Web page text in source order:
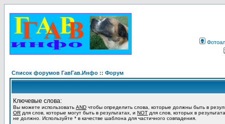
Список форумов ГавГав.Инфо :: Форум
Ключевые слова:
Вы можете использовать AND чтобы определить слова, которые должны быть в
OR для слов, которые могут быть в результатах, и NOT для слов, которых в
не должно. Используйте * в качестве шаблона для частичного совпадения.